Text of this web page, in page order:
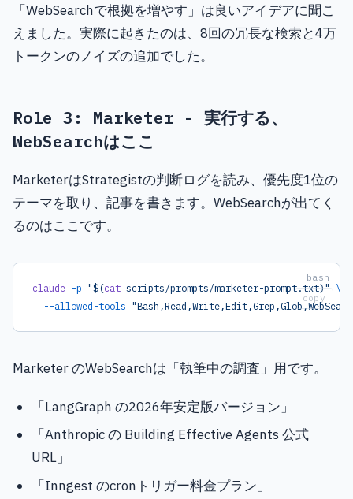
「WebSearchで根拠を増やす」は良いアイデアに聞こ
えました。実際に起きたのは、8回の冗長な検索と4万
トークンのノイズの追加でした。
Role 3: Marketer - 実行する、
WebSearchはここ
MarketerはStrategistの判断ログを読み、優先度1位の
テーマを取り、記事を書きます。WebSearchが出てく
るのはここです。
claude -p "$(cat scripts/prompts/marketer-prompt.txt)" \
  --allowed-tools
copy
Marketer のWebSearchは「執筆中の調査」用です。
「LangGraph の2026年安定版バージョン」
「Anthropic の Building Effective Agents 公式
URL」
「Inngest のcronトリガー料金プラン」